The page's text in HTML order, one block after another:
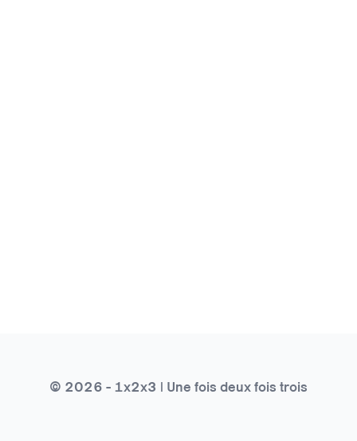
© 2026 - 1x2x3 | Une fois deux fois trois